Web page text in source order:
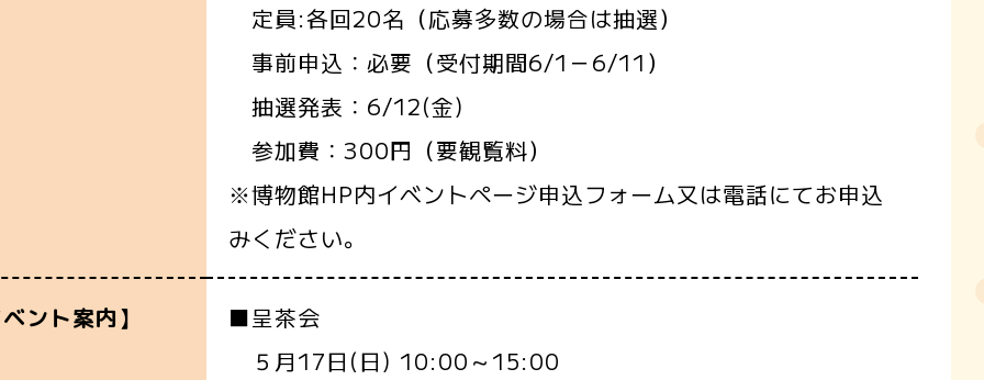
定員:各回20名（応募多数の場合は抽選）
事前申込：必要（受付期間6/1－6/11）
抽選発表：6/12(金)
参加費：300円（要観覧料）
※博物館HP内イベントページ申込フォーム又は電話にてお申込
みください。
ント案内】
■呈茶会
５月17日(日) 10:00～15:00